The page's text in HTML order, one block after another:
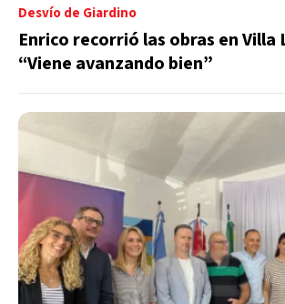
Desvío de Giardino
Enrico recorrió las obras en Villa
“Viene avanzando bien”